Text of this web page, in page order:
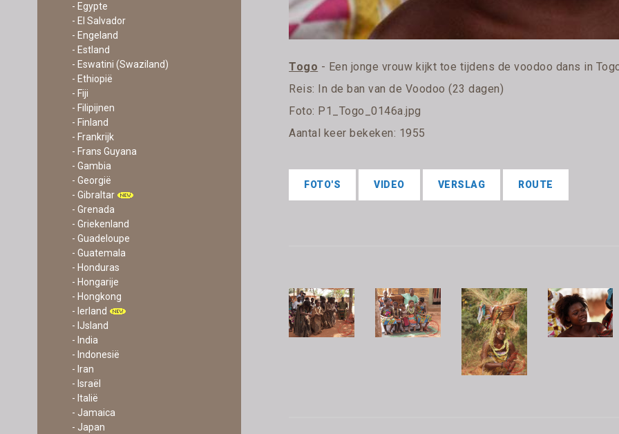
- Egypte
- El Salvador
- Engeland
- Estland
- Eswatini (Swaziland)
- Ethiopië
- Fiji
- Filipijnen
- Finland
- Frankrijk
- Frans Guyana
- Gambia
- Georgië
- Gibraltar
- Grenada
- Griekenland
- Guadeloupe
- Guatemala
- Honduras
- Hongarije
- Hongkong
- Ierland
- IJsland
- India
- Indonesië
- Iran
- Israël
- Italië
- Jamaica
- Japan
Togo - Een jonge vrouw kijkt toe tijdens de voodoo dans in
Reis: In de ban van de Voodoo (23 dagen)
Foto: P1_Togo_0146a.jpg
Aantal keer bekeken: 1955
FOTO'S VIDEO VERSLAG ROUTE